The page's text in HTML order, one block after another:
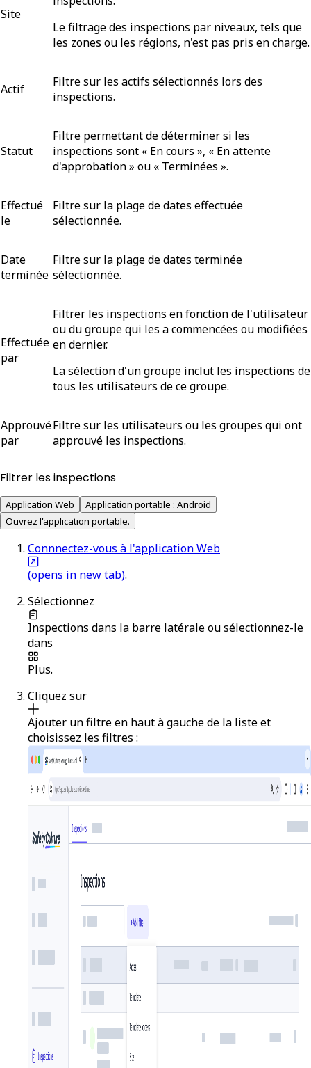
Site
Le filtrage des inspections par niveaux, tels que
les zones ou les régions, n'est pas pris en charge.
Actif
Filtre sur les actifs sélectionnés lors des
inspections.
Statut
Filtre permettant de déterminer si les
inspections sont « En cours », « En attente
d'approbation » ou « Terminées ».
Effectué
le
Filtre sur la plage de dates effectuée
sélectionnée.
Date
terminée
Filtre sur la plage de dates terminée
sélectionnée.
Effectuée
par
Filtrer les inspections en fonction de l'utilisateur
ou du groupe qui les a commencées ou modifiées
en dernier.
La sélection d'un groupe inclut les inspections de
tous les utilisateurs de ce groupe.
Approuvé
par
Filtre sur les utilisateurs ou les groupes qui ont
approuvé les inspections.
Filtrer les inspections
Application Web
Application portable : Android
Ouvrez l'application portable.
Connnectez-vous à l'application Web
(opens in new tab).
Sélectionnez
Inspections dans la barre latérale ou sélectionnez-le
dans
Plus.
Cliquez sur
Ajouter un filtreen haut à gauche de la liste et
choisissez les filtres :